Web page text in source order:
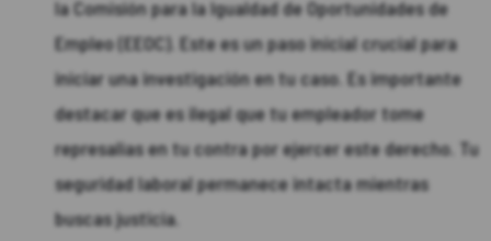
la Comisión para la Igualdad de Oportunidades de
Empleo (EEOC). Este es un paso inicial crucial para
iniciar una investigación en tu caso. Es importante
destacar que es ilegal que tu empleador tome
represalias en tu contra por ejercer este derecho. Tu
seguridad laboral permanece intacta mientras
buscas justicia.